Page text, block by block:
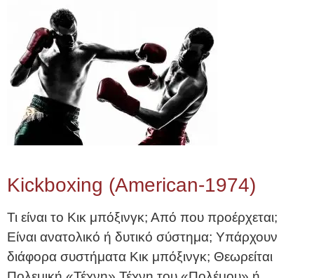
Kickboxing (American-1974)
Τι είναι το Κικ μπόξινγκ; Από που προέρχεται;
Είναι ανατολικό ή δυτικό σύστημα; Υπάρχουν
διάφορα συστήματα Κικ μπόξινγκ; Θεωρείται